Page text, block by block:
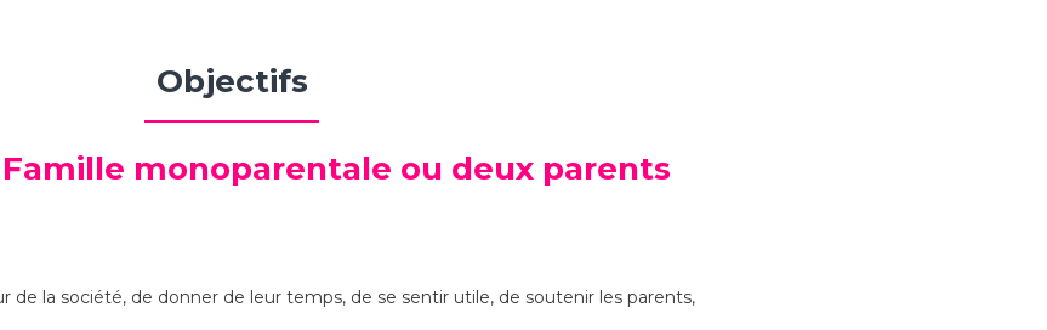
Objectifs
Famille monoparentale ou deux parents
de la société, de donner de leur temps, de se sentir utile, de soutenir les parents,